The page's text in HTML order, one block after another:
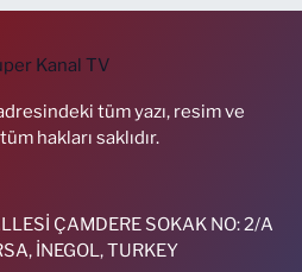
tüm yazı, resim ve
hakları saklıdır.
ÇAMDERE SOKAK NO: 2/A
İNEGOL, TURKEY